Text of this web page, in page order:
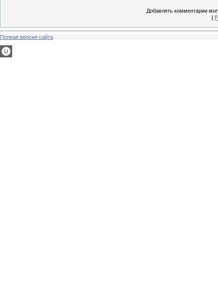
Добавлять комментарии
[
Полная версия сайта